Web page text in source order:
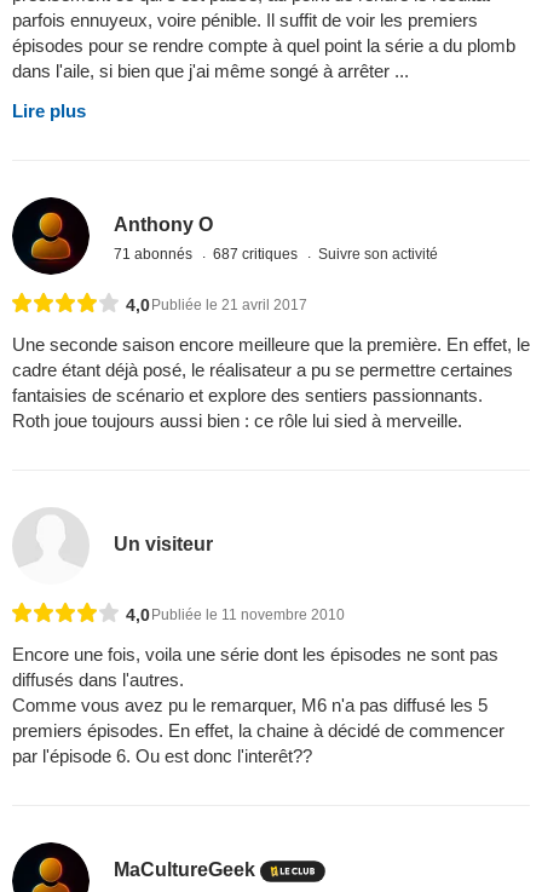
parfois ennuyeux, voire pénible. Il suffit de voir les premiers
épisodes pour se rendre compte à quel point la série a du plomb
dans l'aile, si bien que j'ai même songé à arrêter ...
Lire plus
Anthony O
71 abonnés 687 critiques Suivre son activité
4,0 Publiée le 21 avril 2017
Une seconde saison encore meilleure que la première. En effet, le
cadre étant déjà posé, le réalisateur a pu se permettre certaines
fantaisies de scénario et explore des sentiers passionnants.
Roth joue toujours aussi bien : ce rôle lui sied à merveille.
Un visiteur
4,0 Publiée le 11 novembre 2010
Encore une fois, voila une série dont les épisodes ne sont pas
diffusés dans l'autres.
Comme vous avez pu le remarquer, M6 n'a pas diffusé les 5
premiers épisodes. En effet, la chaine à décidé de commencer
par l'épisode 6. Ou est donc l'interêt??
MaCultureGeek